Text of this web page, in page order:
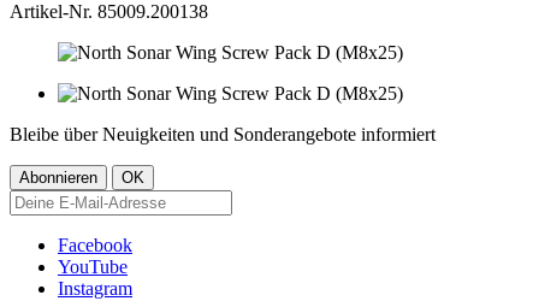
Artikel-Nr. 85009.200138
Bleibe über Neuigkeiten und Sonderangebote informiert
Facebook
YouTube
Instagram